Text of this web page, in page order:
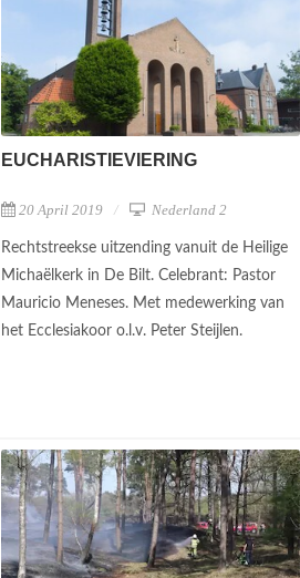
EUCHARISTIEVIERING
20 April 2019 Nederland 2
Rechtstreekse uitzending vanuit de Heilige
Michaëlkerk in De Bilt. Celebrant: Pastor
Mauricio Meneses. Met medewerking van
het Ecclesiakoor o.l.v. Peter Steijlen.